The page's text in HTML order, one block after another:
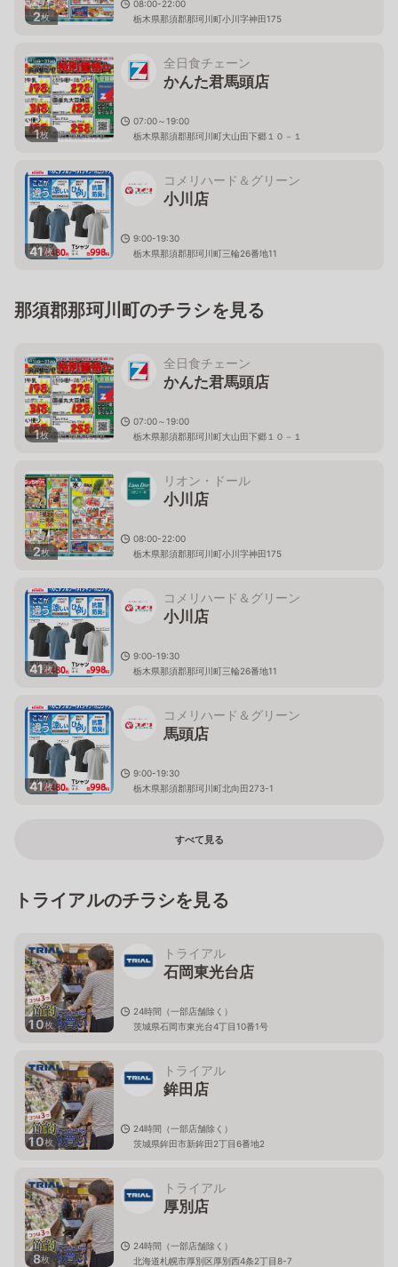
2枚
08:00-22:00
栃木県那須郡那珂川町小川字神田175
1枚
全日食チェーン
かんた君馬頭店
07:00～19:00
栃木県那須郡那珂川町大山田下郷１０－１
41枚
コメリハード＆グリーン
小川店
9:00-19:30
栃木県那須郡那珂川町三輪26番地11
那須郡那珂川町のチラシを見る
1枚
全日食チェーン
かんた君馬頭店
07:00～19:00
栃木県那須郡那珂川町大山田下郷１０－１
2枚
リオン・ドール
小川店
08:00-22:00
栃木県那須郡那珂川町小川字神田175
41枚
コメリハード＆グリーン
小川店
9:00-19:30
栃木県那須郡那珂川町三輪26番地11
41枚
コメリハード＆グリーン
馬頭店
9:00-19:30
栃木県那須郡那珂川町北向田273-1
すべて見る
トライアルのチラシを見る
10枚
トライアル
石岡東光台店
24時間（一部店舗除く）
茨城県石岡市東光台4丁目10番1号
10枚
トライアル
鉾田店
24時間（一部店舗除く）
茨城県鉾田市新鉾田2丁目6番地2
8枚
トライアル
厚別店
24時間（一部店舗除く）
北海道札幌市厚別区厚別西4条2丁目8-7